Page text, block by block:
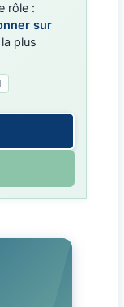
rôle :
sur
plus